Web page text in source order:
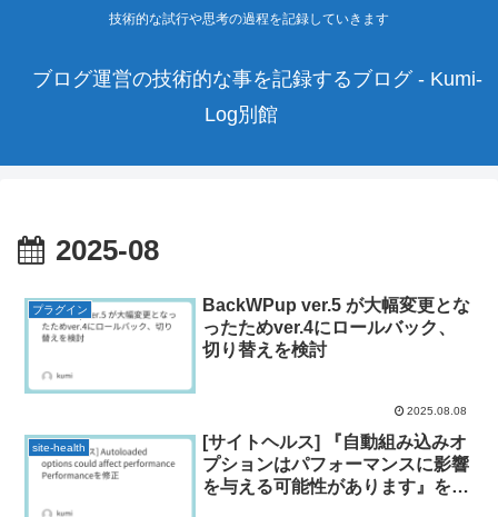
技術的な試行や思考の過程を記録していきます
ブログ運営の技術的な事を記録するブログ - Kumi-
Log別館
2025-08
プラグイン
BackWPup ver.5 が大幅変更とな
ったためver.4にロールバック、
切り替えを検討
2025.08.08
site-health
[サイトヘルス] 『自動組み込みオ
プションはパフォーマンスに影響
を与える可能性があります』を修